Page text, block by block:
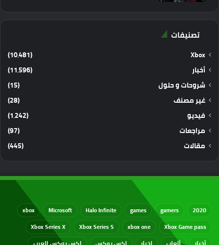
تصنيفات
Xbox
(10٬481)
أخبار
(11٬596)
شروحات و حلول
(15)
غير مصنف
(28)
فيديو
(1٬242)
مراجعات
(97)
مقالات
(445)
2020
gamers
games
Halo Infinite
Microsoft
xbox
Xbox Game pass
xbox one
Xbox Series S
Xbox Series X